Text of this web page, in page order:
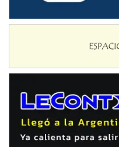
Parque de la Velocidad (Asfalto)
El Cerro (Tierra)
PATAGONICO - F6
Moto Club Reginense (Tierra)
Gral. E. Godoy (Río Negro)